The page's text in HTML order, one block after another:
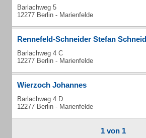
Barlachweg 5
12277 Berlin - Marienfelde
Rennefeld-Schneider Stefan
Barlachweg 4 C
12277 Berlin - Marienfelde
Wierzoch Johannes
Barlachweg 4 D
12277 Berlin - Marienfelde
1 von 1